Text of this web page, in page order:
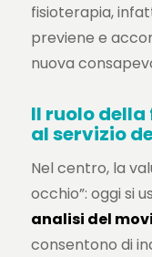
fisioterapia,
previene e
nuova
Il ruolo
al servizio
Nel centro, la
occhio”: oggi si
analisi del
consentono di